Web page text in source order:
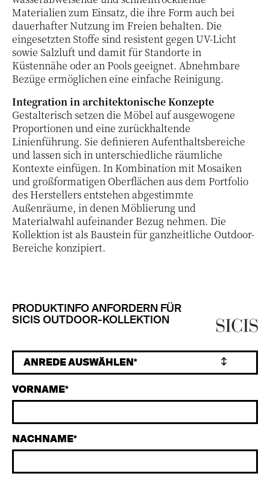
Materialien zum Einsatz, die ihre Form auch bei
dauerhafter Nutzung im Freien behalten. Die
eingesetzten Stoffe sind resistent gegen UV-Licht
sowie Salzluft und damit für Standorte in
Küstennähe oder an Pools geeignet. Abnehmbare
Bezüge ermöglichen eine einfache Reinigung.
Integration in architektonische Konzepte
Gestalterisch setzen die Möbel auf ausgewogene
Proportionen und eine zurückhaltende
Linienführung. Sie definieren Aufenthaltsbereiche
und lassen sich in unterschiedliche räumliche
Kontexte einfügen. In Kombination mit Mosaiken
und großformatigen Oberflächen aus dem Portfolio
des Herstellers entstehen abgestimmte
Außenräume, in denen Möblierung und
Materialwahl aufeinander Bezug nehmen. Die
Kollektion ist als Baustein für ganzheitliche Outdoor-
Bereiche konzipiert.
PRODUKTINFO ANFORDERN FÜR
SICIS OUTDOOR-KOLLEKTION
VORNAME
NACHNAME